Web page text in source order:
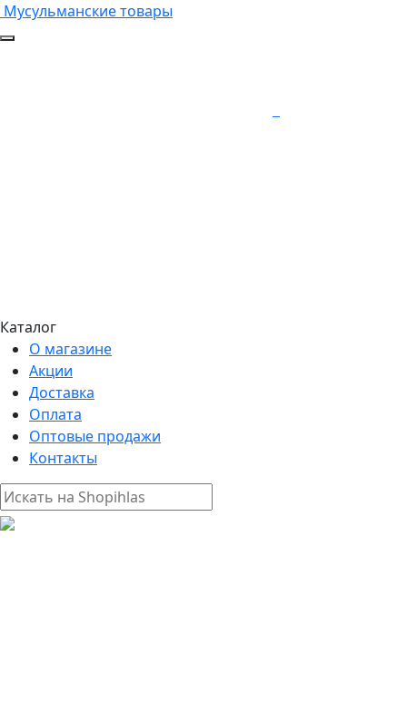
Мусульманские товары
Каталог
О магазине
Акции
Доставка
Оплата
Оптовые продажи
Контакты